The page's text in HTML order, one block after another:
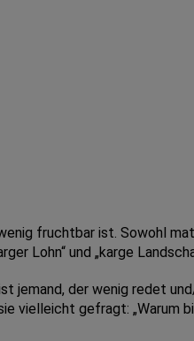
fruchtbar ist. Sowohl
Lohn“ und „karge
jemand, der wenig redet
vielleicht gefragt: „Warum